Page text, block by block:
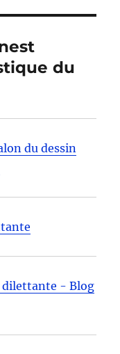
du
du dessin
dilettante - Blog